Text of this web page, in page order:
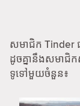
សមាជិក Tinder
ដូចគ្នានឹងសមាជិ
ទូទៅមួយចំនួន៖